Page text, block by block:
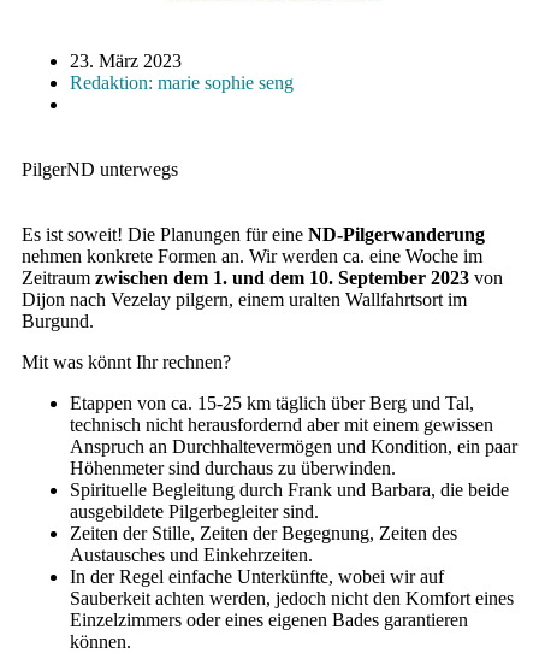
23. März 2023
Redaktion: marie sophie seng
PilgerND unterwegs
Es ist soweit! Die Planungen für eine ND-Pilgerwanderung
nehmen konkrete Formen an. Wir werden ca. eine Woche im
Zeitraum zwischen dem 1. und dem 10. September 2023 von
Dijon nach Vezelay pilgern, einem uralten Wallfahrtsort im
Burgund.
Mit was könnt Ihr rechnen?
Etappen von ca. 15-25 km täglich über Berg und Tal,
technisch nicht herausfordernd aber mit einem gewissen
Anspruch an Durchhaltevermögen und Kondition, ein paar
Höhenmeter sind durchaus zu überwinden.
Spirituelle Begleitung durch Frank und Barbara, die beide
ausgebildete Pilgerbegleiter sind.
Zeiten der Stille, Zeiten der Begegnung, Zeiten des
Austausches und Einkehrzeiten.
In der Regel einfache Unterkünfte, wobei wir auf
Sauberkeit achten werden, jedoch nicht den Komfort eines
Einzelzimmers oder eines eigenen Bades garantieren
können.